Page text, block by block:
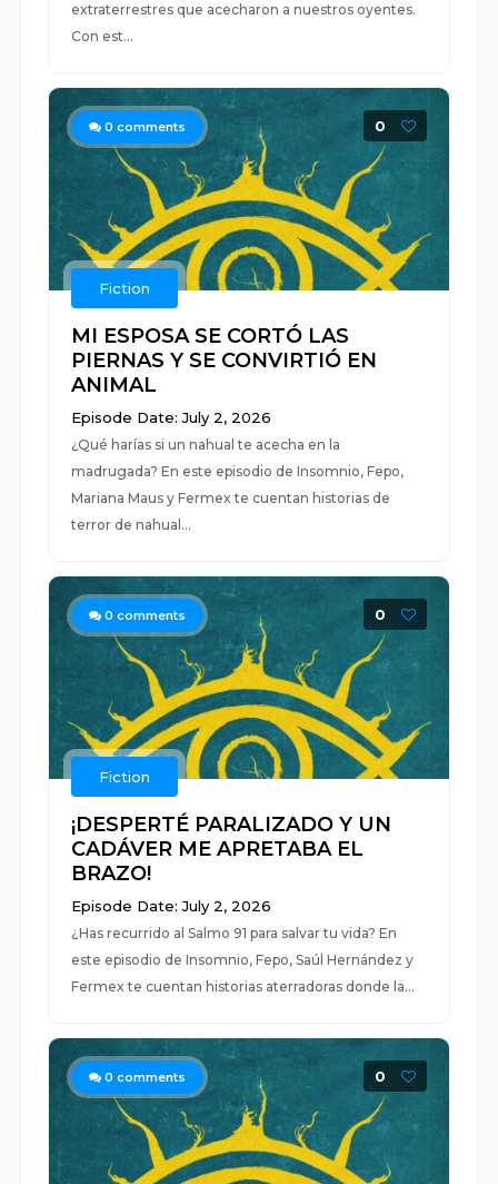
extraterrestres que acecharon a nuestros oyentes.
Con est...
0 comments 0
Fiction
MI ESPOSA SE CORTÓ LAS
PIERNAS Y SE CONVIRTIÓ EN
ANIMAL
Episode Date: July 2, 2026
¿Qué harías si un nahual te acecha en la
madrugada? En este episodio de Insomnio, Fepo,
Mariana Maus y Fermex te cuentan historias de
terror de nahual...
0 comments 0
Fiction
¡DESPERTÉ PARALIZADO Y UN
CADÁVER ME APRETABA EL
BRAZO!
Episode Date: July 2, 2026
¿Has recurrido al Salmo 91 para salvar tu vida? En
este episodio de Insomnio, Fepo, Saúl Hernández y
Fermex te cuentan historias aterradoras donde la...
0 comments 0